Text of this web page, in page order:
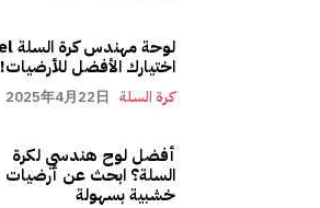
اختيارك الأفضل للأرضيات!
كرة السلة 2025年4月22日
أفضل لوح هندسي لكرة
السلة؟ ابحث عن أرضيات
خشبية بسهولة